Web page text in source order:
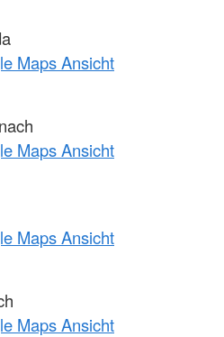
Maps Ansicht
Maps Ansicht
Maps Ansicht
Maps Ansicht